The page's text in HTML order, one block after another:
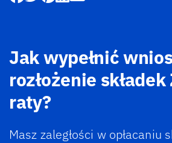
Jak wypełnić
rozłożenie składek
raty?
Masz zaległości w opłacaniu